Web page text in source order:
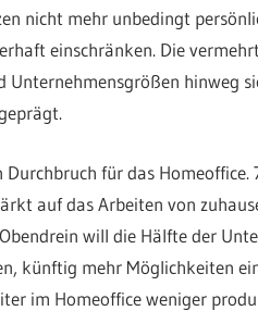
nicht mehr unbedingt
einschränken. Die
Unternehmensgrößen hinweg
für das
auf das Arbeiten von
will die Hälfte der
künftig mehr Möglichkeiten
im Homeoffice weniger